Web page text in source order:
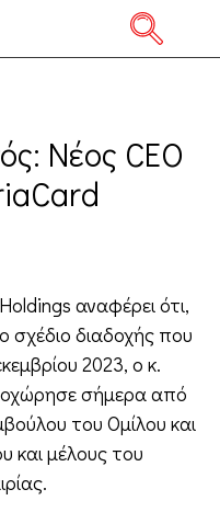
Νέος CEO
αναφέρει ότι,
διαδοχής που
2023, ο κ.
σήμερα από
του Ομίλου και
και μέλους του